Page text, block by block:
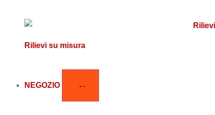
Rilievi su misura
NEGOZIO